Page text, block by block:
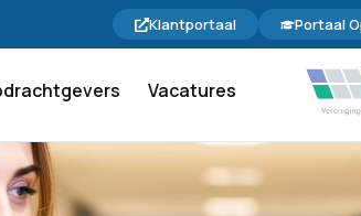
Klantportaal Portaal
Vacatures